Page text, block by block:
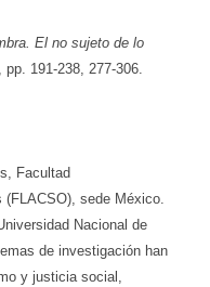
El no sujeto de lo
191-238, 277-306.
Facultad
(FLACSO), sede México.
Nacional de
de investigación han
y justicia social,